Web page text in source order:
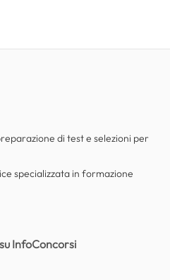
di test e selezioni per
specializzata in formazione
InfoConcorsi